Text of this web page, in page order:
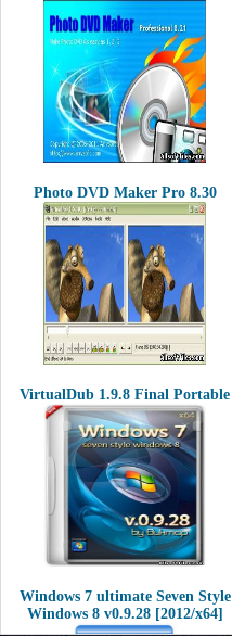
Photo DVD Maker Pro 8.30
VirtualDub 1.9.8 Final Portable
Windows 7 ultimate Seven Style
Windows 8 v0.9.28 [2012/x64]